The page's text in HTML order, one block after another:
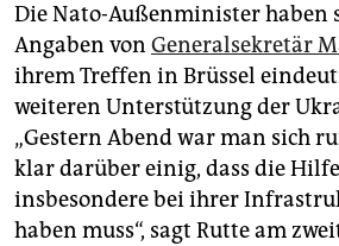
Die Nato-Außenminister haben
Angaben von Generalsekretär
ihrem Treffen in Brüssel
weiteren Unterstützung der
„Gestern Abend war man sich
klar darüber einig, dass die
insbesondere bei ihrer
haben muss“, sagt Rutte am